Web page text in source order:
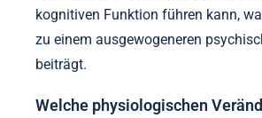
kognitiven Funktion führen kann,
zu einem ausgewogeneren
beiträgt.
Welche physiologischen